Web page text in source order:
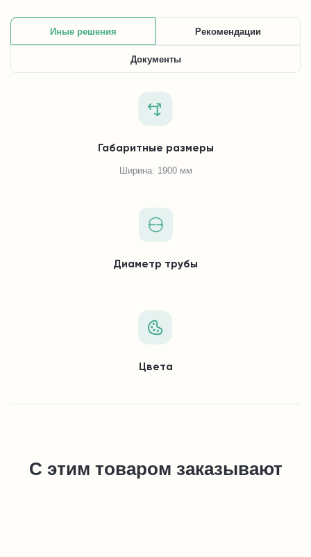
Иные решения Рекомендации
Документы
Габаритные размеры
Ширина: 1900 мм
Диаметр трубы
Цвета
С этим товаром заказывают